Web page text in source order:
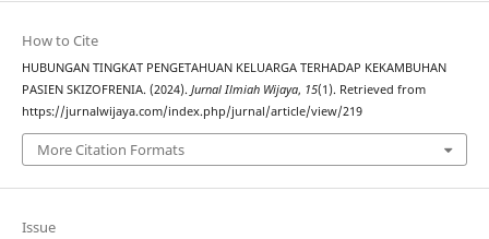
How to Cite
HUBUNGAN TINGKAT PENGETAHUAN KELUARGA TERHADAP KEKAMBUHAN
PASIEN SKIZOFRENIA. (2024). Jurnal Ilmiah Wijaya, 15(1). Retrieved from
https://jurnalwijaya.com/index.php/jurnal/article/view/219
More Citation Formats
Issue